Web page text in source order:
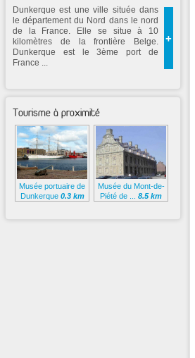
+
Dunkerque est une ville située dans
le département du Nord dans le nord
de la France. Elle se situe à 10
kilomètres de la frontière Belge.
Dunkerque est le 3ème port de
France ...
Tourisme à proximité
Musée portuaire de
Dunkerque 0.3 km
Musée du Mont-de-
Piété de ... 8.5 km